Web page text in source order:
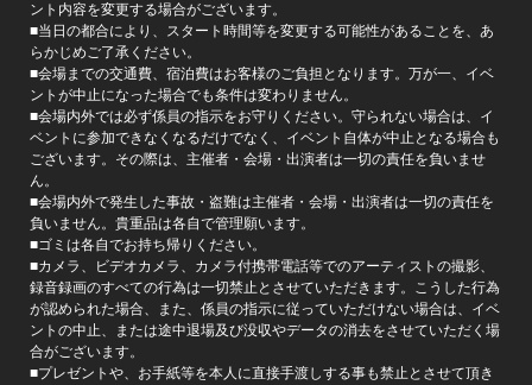
ント内容を変更する場合がございます。
■当日の都合により、スタート時間等を変更する可能性があることを、あ
らかじめご了承ください。
■会場までの交通費、宿泊費はお客様のご負担となります。万が一、イベ
ントが中止になった場合でも条件は変わりません。
■会場内外では必ず係員の指示をお守りください。守られない場合は、イ
ベントに参加できなくなるだけでなく、イベント自体が中止となる場合も
ございます。その際は、主催者・会場・出演者は一切の責任を負いませ
ん。
■会場内外で発生した事故・盗難は主催者・会場・出演者は一切の責任を
負いません。貴重品は各自で管理願います。
■ゴミは各自でお持ち帰りください。
■カメラ、ビデオカメラ、カメラ付携帯電話等でのアーティストの撮影、
録音録画のすべての行為は一切禁止とさせていただきます。こうした行為
が認められた場合、また、係員の指示に従っていただけない場合は、イベ
ントの中止、または途中退場及び没収やデータの消去をさせていただく場
合がございます。
■プレゼントや、お手紙等を本人に直接手渡しする事も禁止とさせて頂き